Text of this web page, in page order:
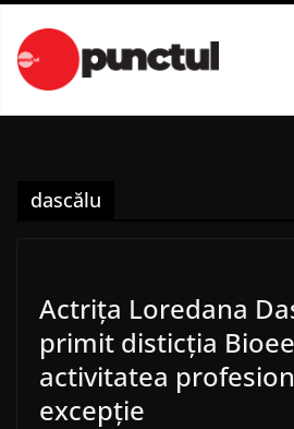
conținut
dascălu
Actrița Loredana
primit disticția
activitatea
excepţie